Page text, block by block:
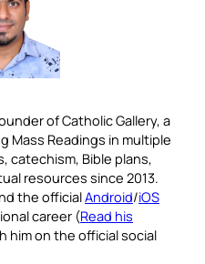
of Catholic Gallery, a
Mass Readings in multiple
catechism, Bible plans,
resources since 2013.
the officialAndroid/iOS
career (Read his
him on the official social